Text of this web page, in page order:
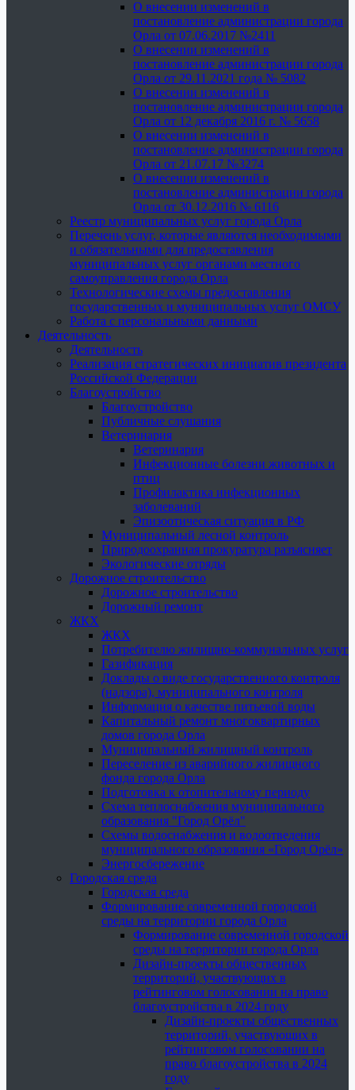
О внесении изменений в
постановление администрации города
Орла от 07.06.2017 №2411
О внесении изменений в
постановление администрации города
Орла от 29.11.2021 года № 5082
О внесении изменений в
постановление администрации города
Орла от 12 декабря 2016 г. № 5658
О внесении изменений в
постановление администрации города
Орла от 21.07.17 №3274
О внесении изменений в
постановление администрации города
Орла от 30.12.2016 № 6116
Реестр муниципальных услуг города Орла
Перечень услуг, которые являются необходимыми
и обязательными для предоставления
муниципальных услуг органами местного
самоуправления города Орла
Технологические схемы предоставления
государственных и муниципальных услуг ОМСУ
Работа с персональными данными
Деятельность
Деятельность
Реализация стратегических инициатив президента
Российской Федерации
Благоустройство
Благоустройство
Публичные слушания
Ветеринария
Ветеринария
Инфекционные болезни животных и
птиц
Профилактика инфекционных
заболеваний
Эпизоотическая ситуация в РФ
Муниципальный лесной контроль
Природоохранная прокуратура разъясняет
Экологические отряды
Дорожное строительство
Дорожное строительство
Дорожный ремонт
ЖКХ
ЖКХ
Потребителю жилищно-коммунальных услуг
Газификация
Доклады о виде государственного контроля
(надзора), муниципального контроля
Информация о качестве питьевой воды
Капитальный ремонт многоквартирных
домов города Орла
Муниципальный жилищный контроль
Переселение из аварийного жилищного
фонда города Орла
Подготовка к отопительному периоду
Схема теплоснабжения муниципального
образования "Город Орёл"
Схемы водоснабжения и водоотведения
муниципального образования «Город Орёл»
Энергосбережение
Городская среда
Городская среда
Формирование современной городской
среды на территории города Орла
Формирование современной городской
среды на территории города Орла
Дизайн-проекты общественных
территорий, участвующих в
рейтинговом голосовании на право
благоустройства в 2024 году
Дизайн-проекты общественных
территорий, участвующих в
рейтинговом голосовании на
право благоустройства в 2024
году